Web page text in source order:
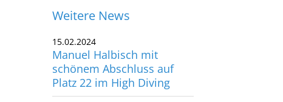
Weitere News
15.02.2024
Manuel Halbisch mit
schönem Abschluss auf
Platz 22 im High Diving